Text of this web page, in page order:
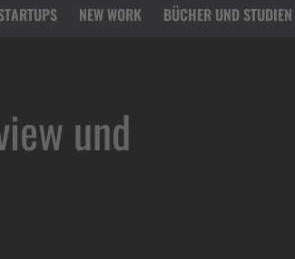
NEW WORK BÜCHER UND STUDIEN
und